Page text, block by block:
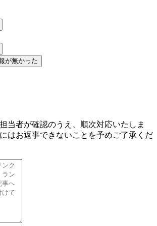
が無かった
当者が確認のうえ、順次対応いたしま
はお返事できないことを予めご了承くだ